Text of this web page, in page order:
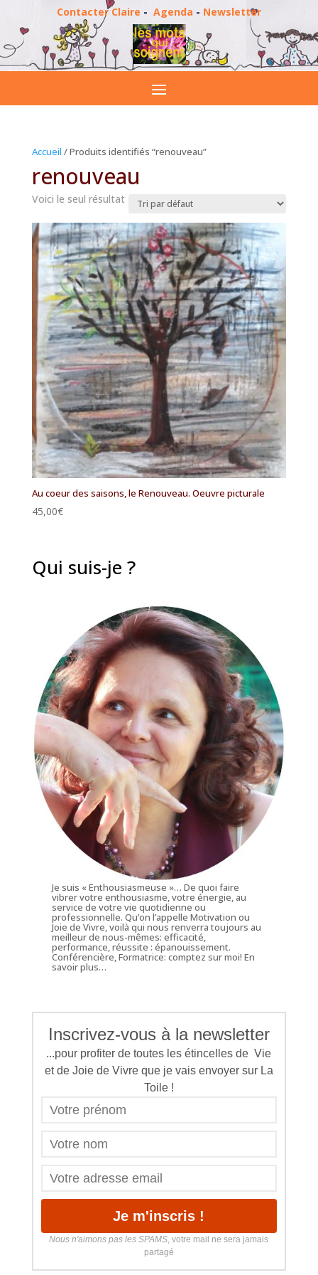
Contacter Claire - Agenda - Newsletter
Accueil / Produits identifiés “renouveau”
renouveau
Voici le seul résultat
Au coeur des saisons, le Renouveau. Oeuvre picturale
45,00€
Qui suis-je ?
Je suis « Enthousiasmeuse »… De quoi faire
vibrer votre enthousiasme, votre énergie, au
service de votre vie quotidienne ou
professionnelle. Qu’on l’appelle Motivation ou
Joie de Vivre, voilà qui nous renverra toujours au
meilleur de nous-mêmes: efficacité,
performance, réussite : épanouissement.
Conférencière, Formatrice: comptez sur moi!En
savoir plus…
Inscrivez-vous à la newsletter
...pour profiter de toutes les étincelles de Vie
et de Joie de Vivre que je vais envoyer sur La
Toile !
Nous n'aimons pas les SPAMS, votre mail ne sera jamais
partagé